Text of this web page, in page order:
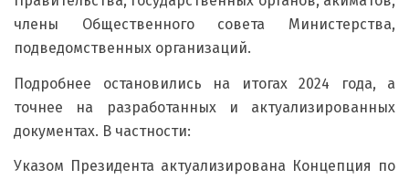
члены Общественного совета Министерства,
подведомственных организаций.
Подробнее остановились на итогах 2024 года, а
точнее на разработанных и актуализированных
документах. В частности:
Указом Президента актуализирована Концепция по